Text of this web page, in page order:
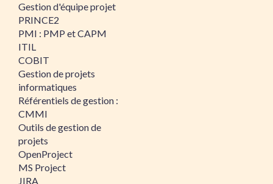
Gestion d'équipe projet
PRINCE2
PMI : PMP et CAPM
ITIL
COBIT
Gestion de projets
informatiques
Référentiels de gestion :
CMMI
Outils de gestion de
projets
OpenProject
MS Project
JIRA